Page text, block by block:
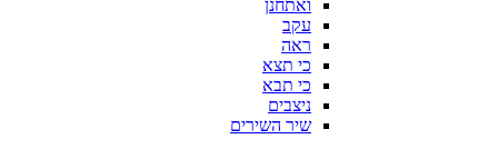
ואתחנן
עקב
ראה
כי תצא
כי תבא
ניצבים
שיר השירים